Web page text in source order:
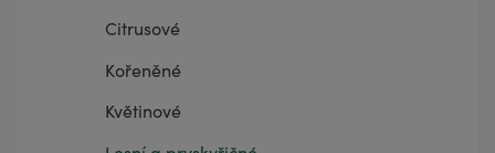
Citrusové
Kořeněné
Květinové